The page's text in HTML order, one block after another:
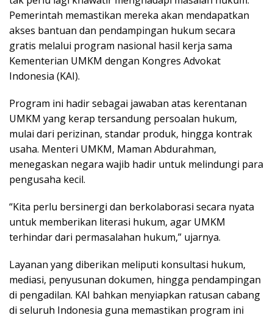
Pemerintah memastikan mereka akan mendapatkan
akses bantuan dan pendampingan hukum secara
gratis melalui program nasional hasil kerja sama
Kementerian UMKM dengan Kongres Advokat
Indonesia (KAI).
Program ini hadir sebagai jawaban atas kerentanan
UMKM yang kerap tersandung persoalan hukum,
mulai dari perizinan, standar produk, hingga kontrak
usaha. Menteri UMKM, Maman Abdurahman,
menegaskan negara wajib hadir untuk melindungi para
pengusaha kecil.
“Kita perlu bersinergi dan berkolaborasi secara nyata
untuk memberikan literasi hukum, agar UMKM
terhindar dari permasalahan hukum,” ujarnya.
Layanan yang diberikan meliputi konsultasi hukum,
mediasi, penyusunan dokumen, hingga pendampingan
di pengadilan. KAI bahkan menyiapkan ratusan cabang
di seluruh Indonesia guna memastikan program ini